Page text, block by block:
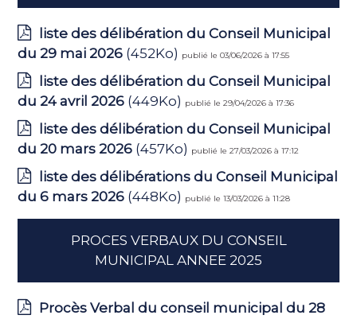
liste des délibération du Conseil Municipal
du 29 mai 2026 (452Ko) publié le 03/06/2026 à 17:55
liste des délibération du Conseil Municipal
du 24 avril 2026 (449Ko) publié le 29/04/2026 à 17:36
liste des délibération du Conseil Municipal
du 20 mars 2026 (457Ko) publié le 27/03/2026 à 17:12
liste des délibérations du Conseil Municipal
du 6 mars 2026 (448Ko) publié le 13/03/2026 à 11:28
PROCES VERBAUX DU CONSEIL
MUNICIPAL ANNEE 2025
Procès Verbal du conseil municipal du 28